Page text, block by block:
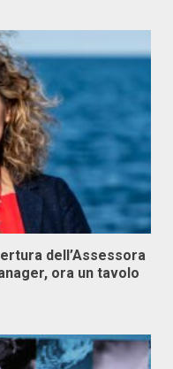
dell’Assessora
ora un tavolo